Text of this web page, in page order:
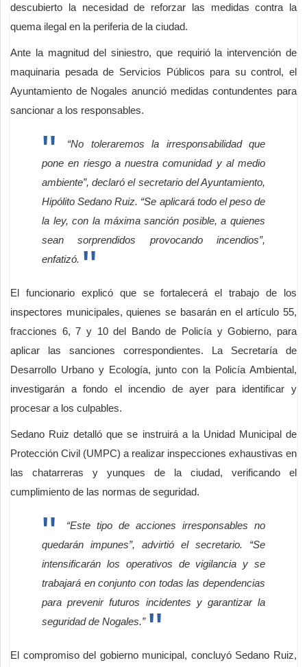
descubierto la necesidad de reforzar las medidas contra la
quema ilegal en la periferia de la ciudad.
Ante la magnitud del siniestro, que requirió la intervención de
maquinaria pesada de Servicios Públicos para su control, el
Ayuntamiento de Nogales anunció medidas contundentes para
sancionar a los responsables.
“No toleraremos la irresponsabilidad que
pone en riesgo a nuestra comunidad y al medio
ambiente”, declaró el secretario del Ayuntamiento,
Hipólito Sedano Ruiz. “Se aplicará todo el peso de
la ley, con la máxima sanción posible, a quienes
sean sorprendidos provocando incendios”,
enfatizó.
El funcionario explicó que se fortalecerá el trabajo de los
inspectores municipales, quienes se basarán en el artículo 55,
fracciones 6, 7 y 10 del Bando de Policía y Gobierno, para
aplicar las sanciones correspondientes. La Secretaría de
Desarrollo Urbano y Ecología, junto con la Policía Ambiental,
investigarán a fondo el incendio de ayer para identificar y
procesar a los culpables.
Sedano Ruiz detalló que se instruirá a la Unidad Municipal de
Protección Civil (UMPC) a realizar inspecciones exhaustivas en
las chatarreras y yunques de la ciudad, verificando el
cumplimiento de las normas de seguridad.
“Este tipo de acciones irresponsables no
quedarán impunes”, advirtió el secretario. “Se
intensificarán los operativos de vigilancia y se
trabajará en conjunto con todas las dependencias
para prevenir futuros incidentes y garantizar la
seguridad de Nogales.”
El compromiso del gobierno municipal, concluyó Sedano Ruiz,